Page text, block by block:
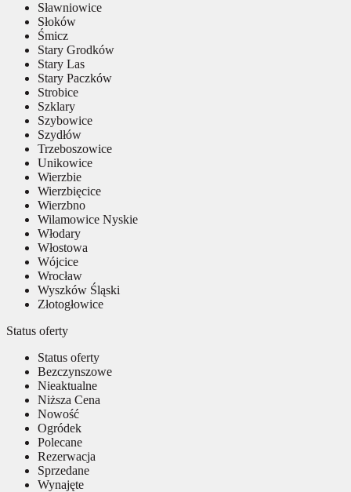
Sławniowice
Słoków
Śmicz
Stary Grodków
Stary Las
Stary Paczków
Strobice
Szklary
Szybowice
Szydłów
Trzeboszowice
Unikowice
Wierzbie
Wierzbięcice
Wierzbno
Wilamowice Nyskie
Włodary
Włostowa
Wójcice
Wrocław
Wyszków Śląski
Złotogłowice
Status oferty
Status oferty
Bezczynszowe
Nieaktualne
Niższa Cena
Nowość
Ogródek
Polecane
Rezerwacja
Sprzedane
Wynajęte